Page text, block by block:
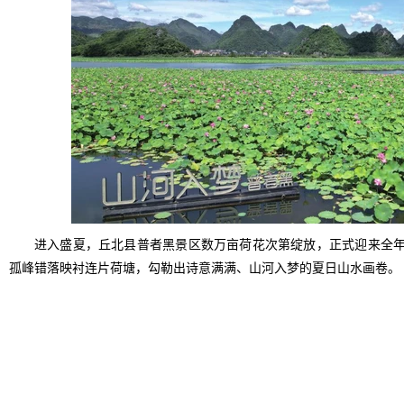
进入盛夏，丘北县普者黑景区数万亩荷花次第绽放，正式迎来全
孤峰错落映衬连片荷塘，勾勒出诗意满满、山河入梦的夏日山水画卷。